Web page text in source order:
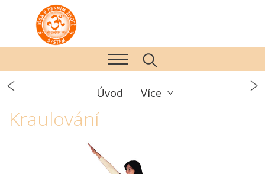
Úvod Více
Kraulování